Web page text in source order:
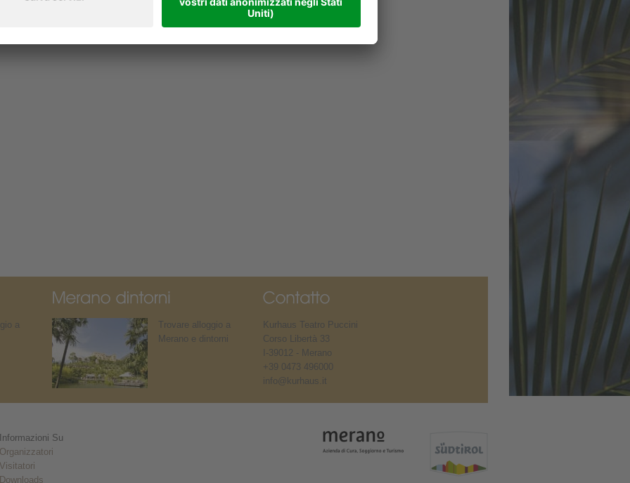
a
Trovare alloggio a
Merano e dintorni
Kurhaus Teatro Puccini
Corso Libertà 33
I-39012 - Merano
+39 0473 496000
info@kurhaus.it
Informazioni Su
Organizzatori
Visitatori
Downloads